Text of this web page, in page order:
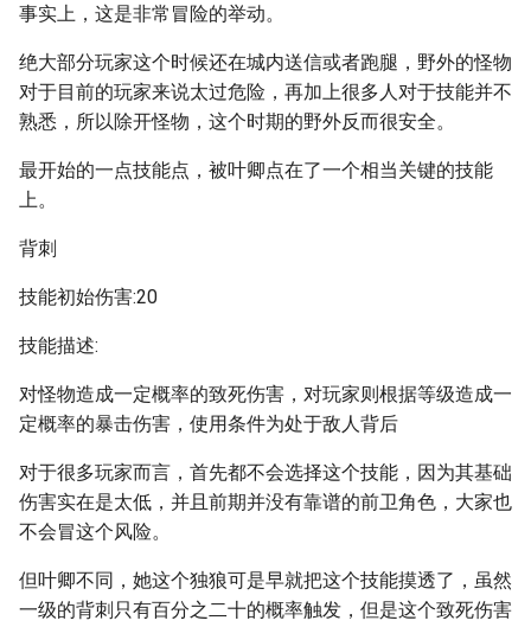
事实上，这是非常冒险的举动。
绝大部分玩家这个时候还在城内送信或者跑腿，野外的怪物
对于目前的玩家来说太过危险，再加上很多人对于技能并不
熟悉，所以除开怪物，这个时期的野外反而很安全。
最开始的一点技能点，被叶卿点在了一个相当关键的技能
上。
背刺
技能初始伤害:20
技能描述:
对怪物造成一定概率的致死伤害，对玩家则根据等级造成一
定概率的暴击伤害，使用条件为处于敌人背后
对于很多玩家而言，首先都不会选择这个技能，因为其基础
伤害实在是太低，并且前期并没有靠谱的前卫角色，大家也
不会冒这个风险。
但叶卿不同，她这个独狼可是早就把这个技能摸透了，虽然
一级的背刺只有百分之二十的概率触发，但是这个致死伤害